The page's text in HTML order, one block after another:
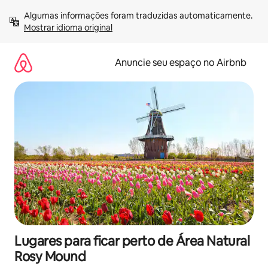
para
Mostrar idioma original
Anuncie seu espaço no Airbnb
Lugares para ficar perto de Área Natural
Rosy Mound